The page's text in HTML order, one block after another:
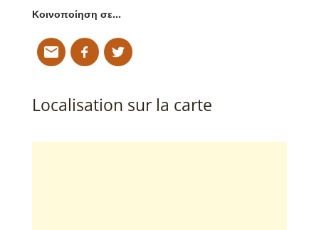
Κοινοποίηση σε…
Localisation sur la carte